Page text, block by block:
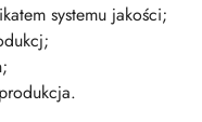
systemu jakości;